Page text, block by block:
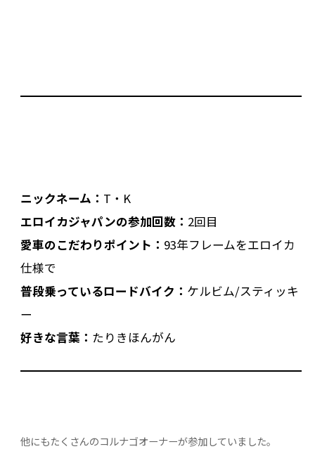
ニックネーム： T・K
エロイカジャパンの参加回数： 2回目
愛車のこだわりポイント： 93年フレームをエロイカ
仕様で
普段乗っているロードバイク： ケルビム/スティッキ
ー
好きな言葉： たりきほんがん
他にもたくさんのコルナゴオーナーが参加していました。